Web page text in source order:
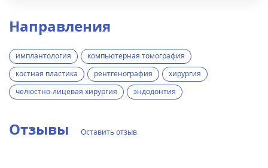
Направления
имплантология
компьютерная томография
костная пластика
рентгенография
хирургия
челюстно-лицевая хирургия
эндодонтия
Отзывы Оставить отзыв